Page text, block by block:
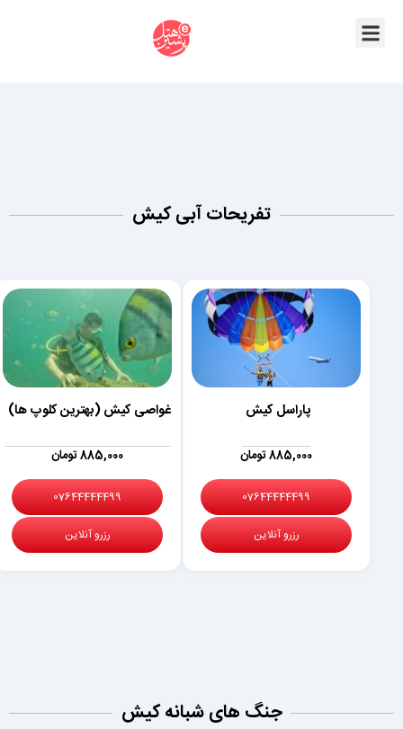
تفریحات آبی کیش
پاراسل کیش
885,000 تومان
07644444499
رزرو آنلاین
غواصی کیش (بهترین کلوپ ها)
885,000 تومان
07644444499
رزرو آنلاین
جنگ های شبانه کیش